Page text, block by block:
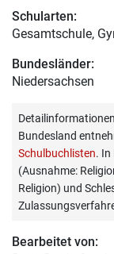
Schularten:
Gesamtschule,
Bundesländer:
Niedersachsen
Bundesland
Schulbuchlisten. In
(Ausnahme:
Religion) und
Bearbeitet von: